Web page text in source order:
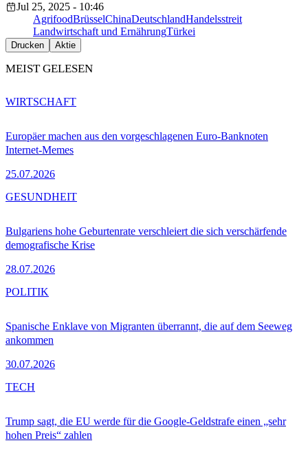
Jul 25, 2025 - 10:46
AgrifoodBrüsselChinaDeutschlandHandelsstreit
Landwirtschaft und ErnährungTürkei
Drucken Aktie
MEIST GELESEN
Europäer machen aus den vorgeschlagenen Euro-Banknoten
Internet-Memes
25.07.2026
WIRTSCHAFT
Bulgariens hohe Geburtenrate verschleiert die sich verschärfende
demografische Krise
28.07.2026
GESUNDHEIT
Spanische Enklave von Migranten überrannt, die auf dem Seeweg
ankommen
30.07.2026
POLITIK
Trump sagt, die EU werde für die Google-Geldstrafe einen „sehr
hohen Preis“ zahlen
TECH